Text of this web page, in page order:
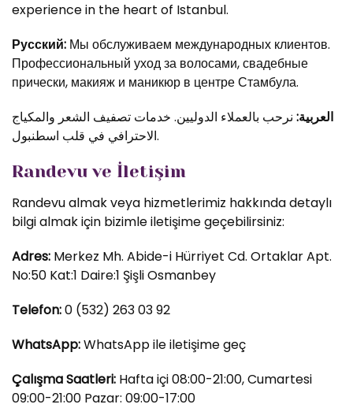
experience in the heart of Istanbul.
Русский: Мы обслуживаем международных клиентов.
Профессиональный уход за волосами, свадебные
прически, макияж и маникюр в центре Стамбула.
العربية: نرحب بالعملاء الدوليين. خدمات تصفيف الشعر والمكياج
الاحترافي في قلب اسطنبول.
Randevu ve İletişim
Randevu almak veya hizmetlerimiz hakkında detaylı
bilgi almak için bizimle iletişime geçebilirsiniz:
Adres: Merkez Mh. Abide-i Hürriyet Cd. Ortaklar Apt.
No:50 Kat:1 Daire:1 Şişli Osmanbey
Telefon:0 (532) 263 03 92
WhatsApp:WhatsApp ile iletişime geç
Çalışma Saatleri: Hafta içi 08:00-21:00, Cumartesi
09:00-21:00 Pazar: 09:00-17:00